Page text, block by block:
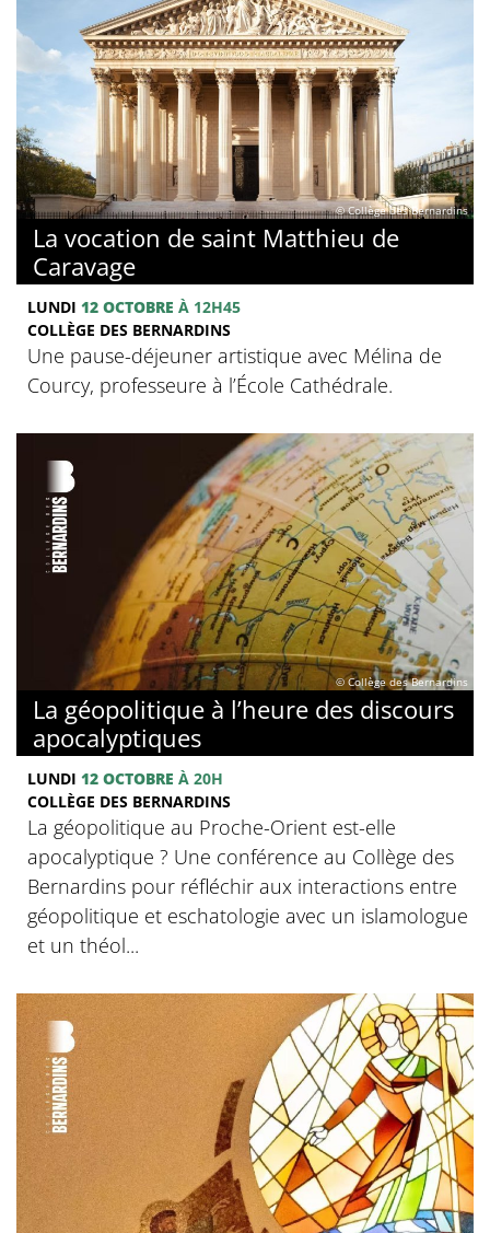
© Collège des Bernardins
La vocation de saint Matthieu de
Caravage
LUNDI 12 OCTOBRE À 12H45
COLLÈGE DES BERNARDINS
Une pause-déjeuner artistique avec Mélina de
Courcy, professeure à l’École Cathédrale.
© Collège des Bernardins
La géopolitique à l’heure des discours
apocalyptiques
LUNDI 12 OCTOBRE À 20H
COLLÈGE DES BERNARDINS
La géopolitique au Proche-Orient est-elle
apocalyptique ? Une conférence au Collège des
Bernardins pour réfléchir aux interactions entre
géopolitique et eschatologie avec un islamologue
et un théol...